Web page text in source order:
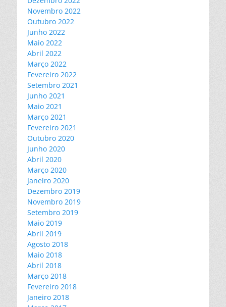
Novembro 2022
Outubro 2022
Junho 2022
Maio 2022
Abril 2022
Março 2022
Fevereiro 2022
Setembro 2021
Junho 2021
Maio 2021
Março 2021
Fevereiro 2021
Outubro 2020
Junho 2020
Abril 2020
Março 2020
Janeiro 2020
Dezembro 2019
Novembro 2019
Setembro 2019
Maio 2019
Abril 2019
Agosto 2018
Maio 2018
Abril 2018
Março 2018
Fevereiro 2018
Janeiro 2018